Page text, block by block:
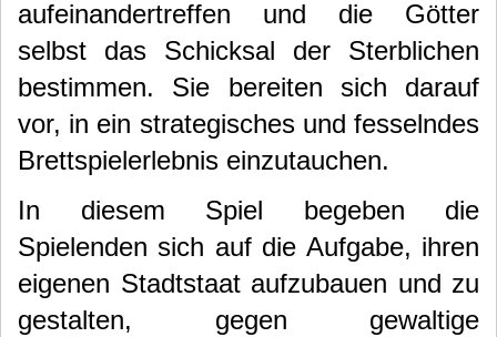
aufeinandertreffen und die Götter
selbst das Schicksal der Sterblichen
bestimmen. Sie bereiten sich darauf
vor, in ein strategisches und fesselndes
Brettspielerlebnis einzutauchen.
In diesem Spiel begeben die
Spielenden sich auf die Aufgabe, ihren
eigenen Stadtstaat aufzubauen und zu
gestalten, gegen gewaltige